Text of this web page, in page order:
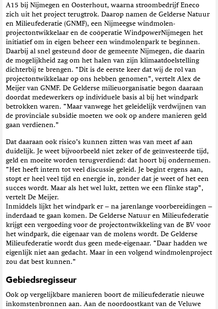
A15 bij Nijmegen en Oosterhout, waarna stroombedrijf Eneco
zich uit het project terugtrok. Daarop namen de Gelderse Natuur
en Milieufederatie (GNMF), een Nijmeegse windmolen-
projectontwikkelaar en de coöperatie WindpowerNijmegen het
initiatief om in eigen beheer een windmolenpark te beginnen.
Daarbij al snel gesteund door de gemeente Nijmegen, die daarin
de mogelijkheid zag om het halen van zijn klimaatdoelstelling
dichterbij te brengen. “Dit is de eerste keer dat wij de rol van
projectontwikkelaar op ons hebben genomen”, vertelt Alex de
Meijer van GNMF. De Gelderse milieuorganisatie begon daaraan
doordat medewerkers op individuele basis al bij het windpark
betrokken waren. “Maar vanwege het geleidelijk verdwijnen van
de provinciale subsidie moeten we ook op andere manieren geld
gaan verdienen.”
Dat daaraan ook risico’s kunnen zitten was van meet af aan
duidelijk. Je weet bijvoorbeeld niet zeker of de geïnvesteerde tijd,
geld en moeite worden terugverdiend: dat hoort bij ondernemen.
“Het heeft intern tot veel discussie geleid. Je begint ergens aan,
stopt er heel veel tijd en energie in, zonder dat je weet of het een
succes wordt. Maar als het wel lukt, zetten we een flinke stap”,
vertelt De Meijer.
Inmiddels lijkt het windpark er – na jarenlange voorbereidingen –
inderdaad te gaan komen. De Gelderse Natuur en Milieufederatie
krijgt een vergoeding voor de projectontwikkeling van de BV voor
het windpark, die eigenaar van de molens wordt. De Gelderse
Milieufederatie wordt dus geen mede-eigenaar. “Daar hadden we
eigenlijk niet aan gedacht. Maar in een volgend windmolenproject
zou dat best kunnen.”
Gebiedsregisseur
Ook op vergelijkbare manieren boort de milieufederatie nieuwe
inkomstenbronnen aan. Aan de noordoostkant van de Veluwe